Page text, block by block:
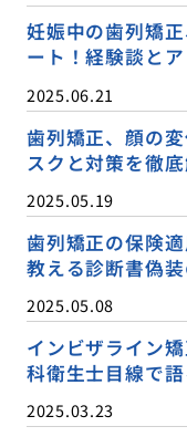
妊娠中の歯列矯
ート！経験談と
2025.06.21
歯列矯正、顔の
スクと対策を徹
2025.05.19
歯列矯正の保険
教える診断書偽
2025.05.08
インビザライン
科衛生士目線で
2025.03.23